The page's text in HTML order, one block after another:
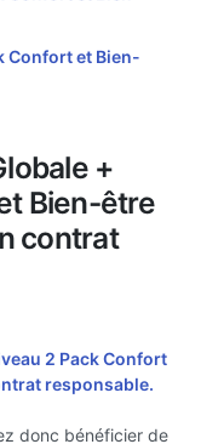
Confort et Bien-
+
Bien-être
contrat
2 Pack Confort
responsable.
donc bénéficier de